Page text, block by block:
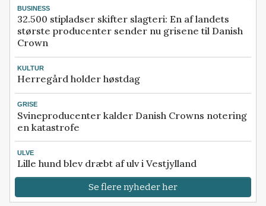
BUSINESS
32.500 stipladser skifter slagteri: En af landets
største producenter sender nu grisene til Danish
Crown
KULTUR
Herregård holder høstdag
GRISE
Svineproducenter kalder Danish Crowns notering
en katastrofe
ULVE
Lille hund blev dræbt af ulv i Vestjylland
Se flere nyheder her